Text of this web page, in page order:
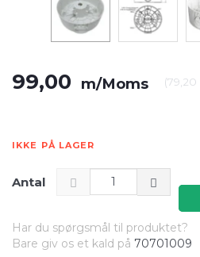
99,00 m/Moms (79,20
IKKE PÅ LAGER
Antal
Har du spørgsmål til produktet?
Bare giv os et kald på 70701009